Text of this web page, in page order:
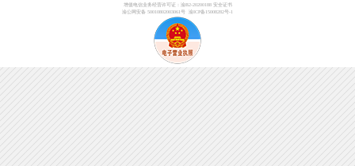
增值电信业务经营许可证：渝B2-20200188 安全证书
渝公网安备 50010802003061号
渝ICP备15008282号-1